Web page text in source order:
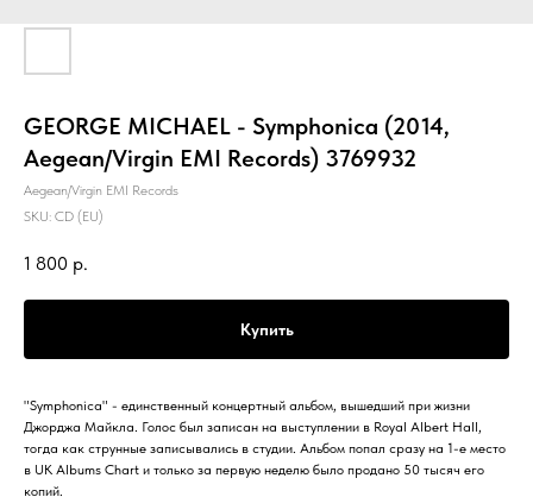
GEORGE MICHAEL - Symphonica (2014,
Aegean/Virgin EMI Records) 3769932
Aegean/Virgin EMI Records
SKU: CD (EU)
1 800 р.
Купить
"Symphonica" - единственный концертный альбом, вышедший при жизни
Джорджа Майкла. Голос был записан на выступлении в Royal Albert Hall,
тогда как струнные записывались в студии. Альбом попал сразу на 1-е место
в UK Albums Chart и только за первую неделю было продано 50 тысяч его
копий.